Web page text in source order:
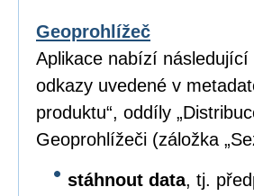
Geoprohlížeč
Aplikace nabízí
odkazy uvedené v
produktu“, oddíly
Geoprohlížeči (záložka
stáhnout data, tj.